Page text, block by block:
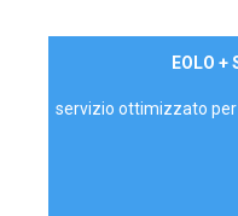
EOLO +
servizio ottimizzato per